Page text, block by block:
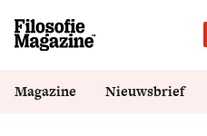
Magazine Nieuwsbrief